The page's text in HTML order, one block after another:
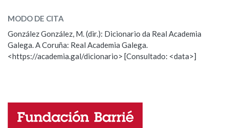
OUTRAS OPCIÓNS DE BUSCA
ESCOLLE UNHA OPCIÓN:
Observación Hai un erro na palabra
Propoño mellorar a definición
Nome
MODO DE CITA
González González, M. (dir.): Dicionario da Real Academia
Galega. A Coruña: Real Academia Galega.
<https://academia.gal/dicionario> [Consultado: <data>]